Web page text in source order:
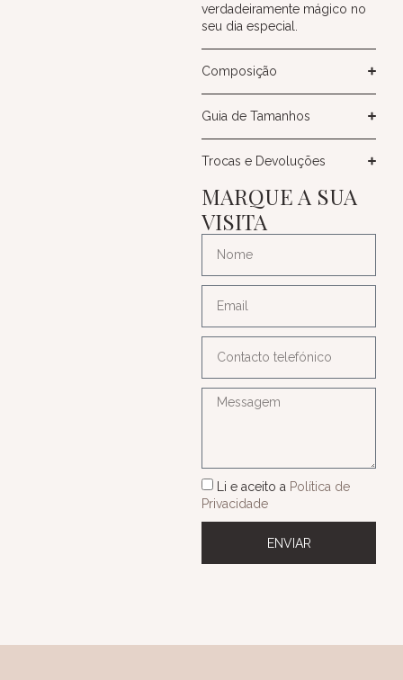
verdadeiramente mágico no
seu dia especial.
Composição
Guia de Tamanhos
Trocas e Devoluções
MARQUE A SUA
VISITA
Li e aceito a Política de
Privacidade
ENVIAR